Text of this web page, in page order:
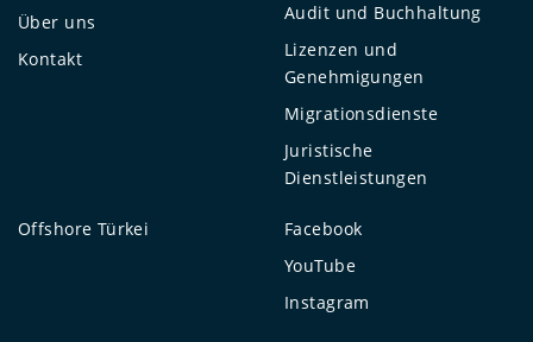
Über uns
Kontakt
Audit und Buchhaltung
Lizenzen und
Genehmigungen
Migrationsdienste
Juristische
Dienstleistungen
Offshore Türkei
Facebook
YouTube
Instagram